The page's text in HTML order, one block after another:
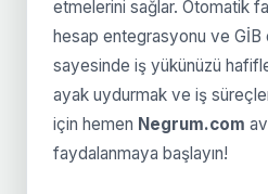
etmelerini sağlar. Otomatik
hesap entegrasyonu ve GİB
sayesinde iş yükünüzü
ayak uydurmak ve iş
için hemen Negrum.com
faydalanmaya başlayın!